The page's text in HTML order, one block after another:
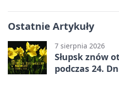
Ostatnie Artykuły
7 sierpnia 2026
Słupsk znów
podczas 24.